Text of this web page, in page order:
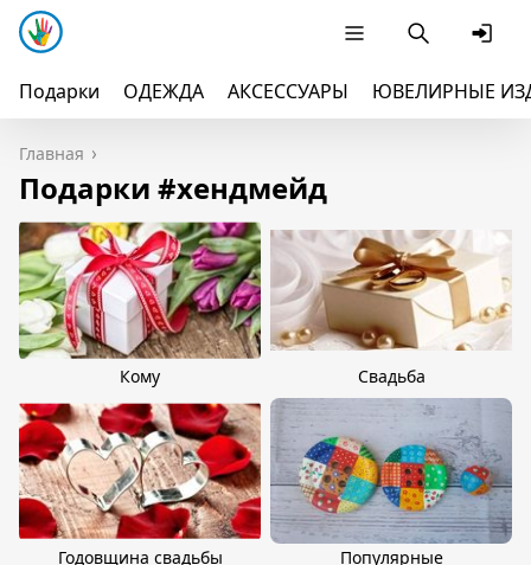
Подарки ОДЕЖДА АКСЕССУАРЫ ЮВЕЛИРНЫЕ
Главная
Подарки #хендмейд
Кому Свадьба
Годовщина свадьбы Популярные